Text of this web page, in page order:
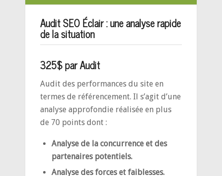
Audit SEO Éclair : une analyse rapide
de la situation
325$ par Audit
Audit des performances du site en
termes de référencement. Il s’agit d’une
analyse approfondie réalisée en plus
de 70 points dont :
Analyse de la concurrence et des
partenaires potentiels.
Analyse des forces et faiblesses.